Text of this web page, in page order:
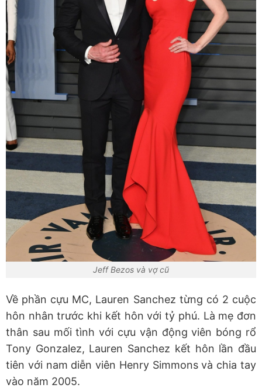
Jeff Bezos và vợ cũ
Về phần cựu MC, Lauren Sanchez từng có 2 cuộc
hôn nhân trước khi kết hôn với tỷ phú. Là mẹ đơn
thân sau mối tình với cựu vận động viên bóng rổ
Tony Gonzalez, Lauren Sanchez kết hôn lần đầu
tiên với nam diễn viên Henry Simmons và chia tay
vào năm 2005.